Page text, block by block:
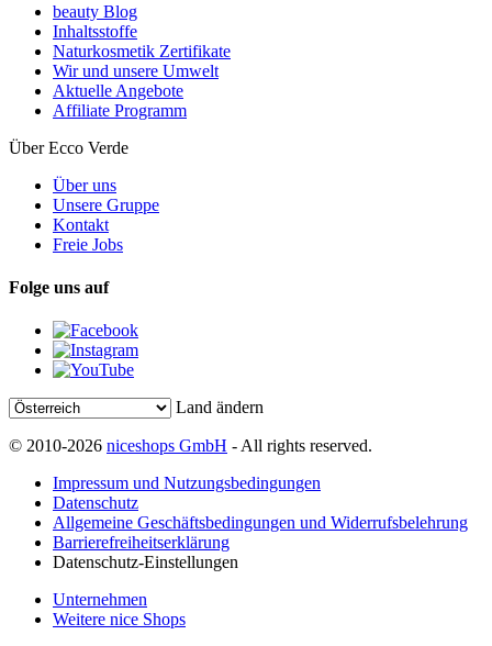
beauty Blog
Inhaltsstoffe
Naturkosmetik Zertifikate
Wir und unsere Umwelt
Aktuelle Angebote
Affiliate Programm
Über Ecco Verde
Über uns
Unsere Gruppe
Kontakt
Freie Jobs
Folge uns auf
Land ändern
© 2010-2026 niceshops GmbH - All rights reserved.
Impressum und Nutzungsbedingungen
Datenschutz
Allgemeine Geschäftsbedingungen und Widerrufsbelehrung
Barrierefreiheitserklärung
Datenschutz-Einstellungen
Unternehmen
Weitere nice Shops